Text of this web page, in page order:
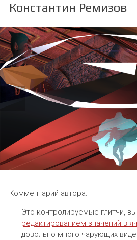
Константин Ремизов
Комментарий автора:
Это контролируемые глитчи,
редактированием значений в
довольно много чарующих